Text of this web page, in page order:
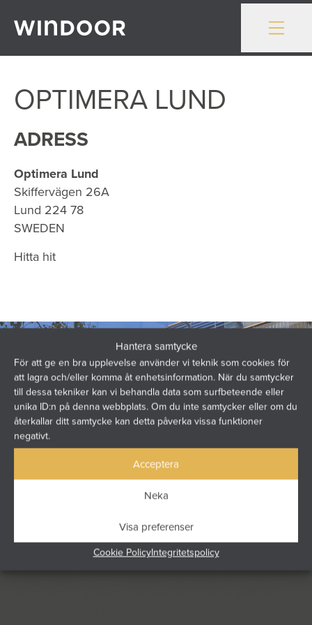
Hantera samtycke
För att ge en bra upplevelse använder vi teknik som cookies för
att lagra och/eller komma åt enhetsinformation. När du samtycker
till dessa tekniker kan vi behandla data som surfbeteende eller
unika ID:n på denna webbplats. Om du inte samtycker eller om du
återkallar ditt samtycke kan detta påverka vissa funktioner
negativt.
Acceptera
Neka
Visa preferenser
Cookie PolicyIntegritetspolicy
OPTIMERA LUND
ADRESS
Optimera Lund
Skiffervägen 26A
Lund 224 78
SWEDEN
Hitta hit
Windoor utvecklar och levererar balkonginglasningar och